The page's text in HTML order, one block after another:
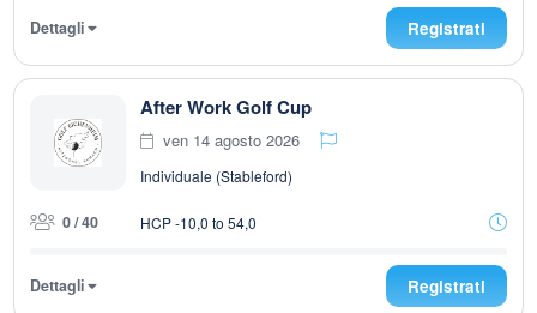
Dettagli Registrati
After Work Golf Cup
ven 14 agosto 2026
Individuale (Stableford)
0 / 40 HCP -10,0 to 54,0
Dettagli Registrati